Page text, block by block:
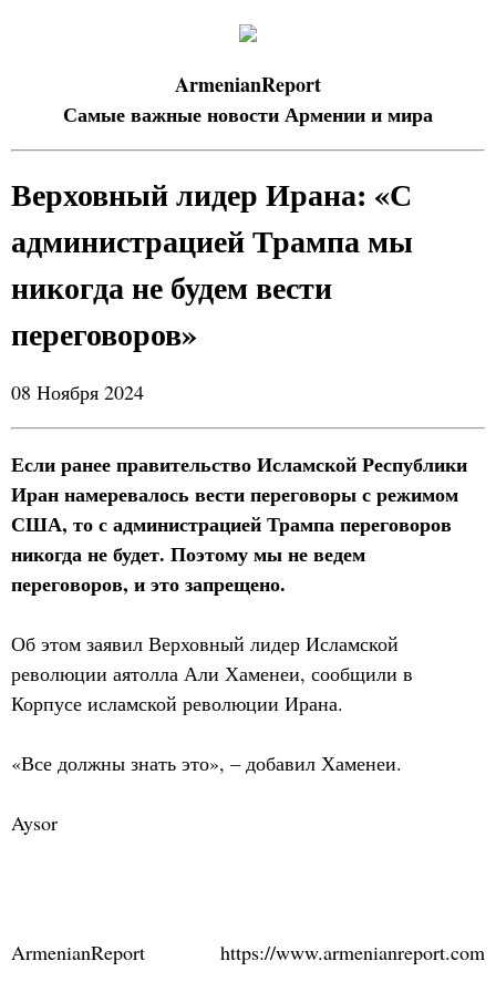
ArmenianReport
Самые важные новости Армении и мира
Верховный лидер Ирана: «С
администрацией Трампа мы
никогда не будем вести
переговоров»
08 Ноября 2024
Если ранее правительство Исламской Республики
Иран намеревалось вести переговоры с режимом
США, то с администрацией Трампа переговоров
никогда не будет. Поэтому мы не ведем
переговоров, и это запрещено.
Об этом заявил Верховный лидер Исламской
революции аятолла Али Хаменеи, сообщили в
Корпусе исламской революции Ирана.
«Все должны знать это», – добавил Хаменеи.
Aysor
ArmenianReport https://www.armenianreport.com